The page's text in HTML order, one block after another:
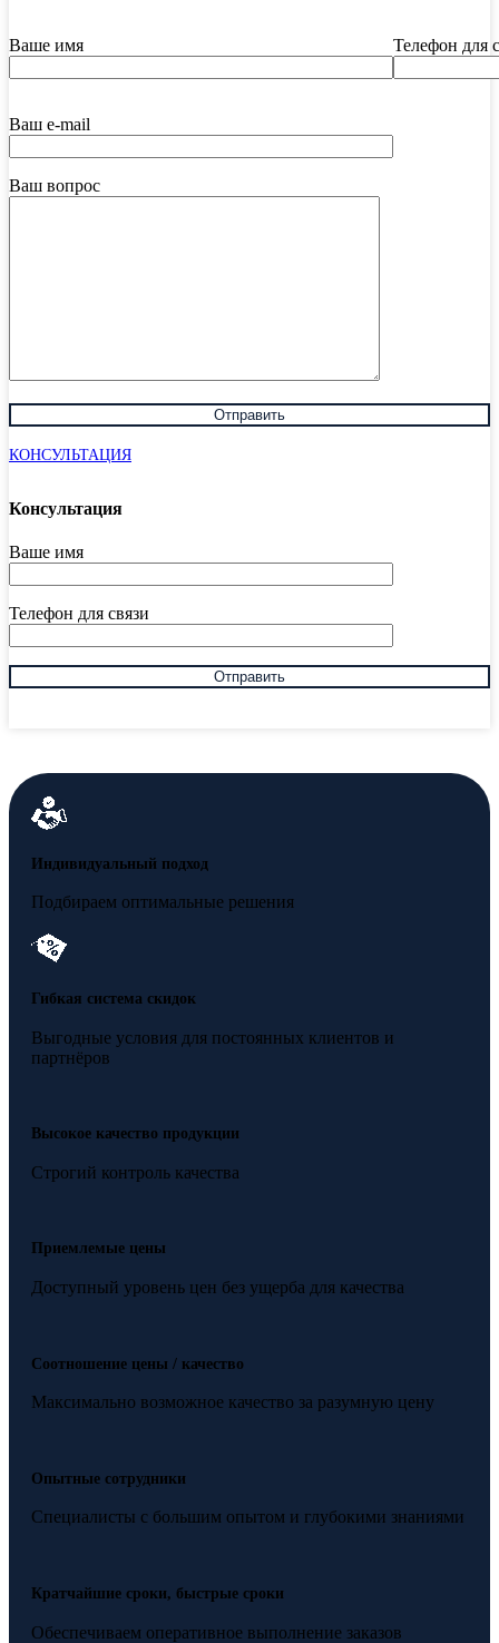
Ваше имя Телефон для
Ваш e-mail
Ваш вопрос
КОНСУЛЬТАЦИЯ
Консультация
Ваше имя
Телефон для связи
Индивидуальный подход
Подбираем оптимальные решения
Гибкая система скидок
Выгодные условия для постоянных клиентов и
партнёров
Высокое качество продукции
Строгий контроль качества
Приемлемые цены
Доступный уровень цен без ущерба для качества
Соотношение цены / качество
Максимально возможное качество за разумную цену
Опытные сотрудники
Специалисты с большим опытом и глубокими знаниями
Кратчайшие сроки, быстрые сроки
Обеспечиваем оперативное выполнение заказов